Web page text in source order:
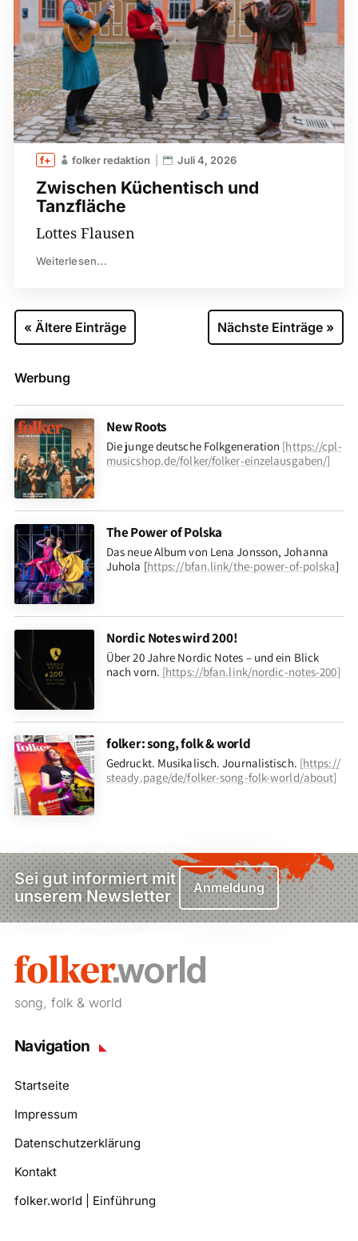
Zwischen Küchentisch und
Tanzfläche
folker redaktion Juli 4, 2026
Lottes Flausen
Weiterlesen...
« Ältere Einträge Nächste Einträge »
Werbung
New Roots
Die junge deutsche Folkgeneration [https://cpl-
musicshop.de/folker/folker-einzelausgaben/]
The Power of Polska
Das neue Album von Lena Jonsson, Johanna
Juhola [https://bfan.link/the-power-of-polska]
Nordic Notes wird 200!
Über 20 Jahre Nordic Notes – und ein Blick
nach vorn. [https://bfan.link/nordic-notes-200]
folker: song, folk & world
Gedruckt. Musikalisch. Journalistisch. [https://
steady.page/de/folker-song-folk-world/about]
Sei gut informiert mit
unserem Newsletter
Anmeldung
song, folk & world
Navigation
Startseite
Impressum
Datenschutzerklärung
Kontakt
folker.world | Einführung